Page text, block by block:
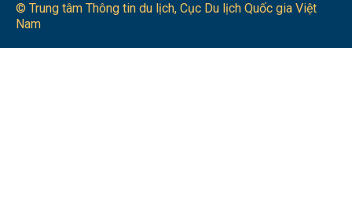
© Trung tâm Thông tin du lịch​, Cục Du lịch Quốc gia Việt
Nam